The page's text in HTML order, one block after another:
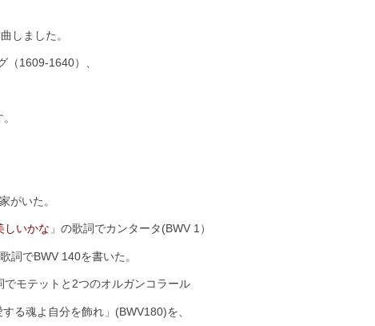
しました。
（1609-1640）、
がいた。
しいかな 」の歌詞でカンタータ(BWV 1）
歌詞でBWV 140を書いた。
モテットと2つのオルガンコラール
る魂よ自分を飾れ」(BWV180)を、